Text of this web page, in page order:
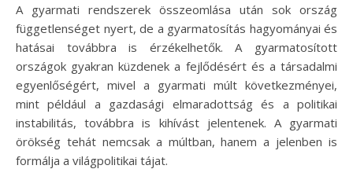
A gyarmati rendszerek összeomlása után sok ország
függetlenséget nyert, de a gyarmatosítás hagyományai és
hatásai továbbra is érzékelhetők. A gyarmatosított
országok gyakran küzdenek a fejlődésért és a társadalmi
egyenlőségért, mivel a gyarmati múlt következményei,
mint például a gazdasági elmaradottság és a politikai
instabilitás, továbbra is kihívást jelentenek. A gyarmati
örökség tehát nemcsak a múltban, hanem a jelenben is
formálja a világpolitikai tájat.